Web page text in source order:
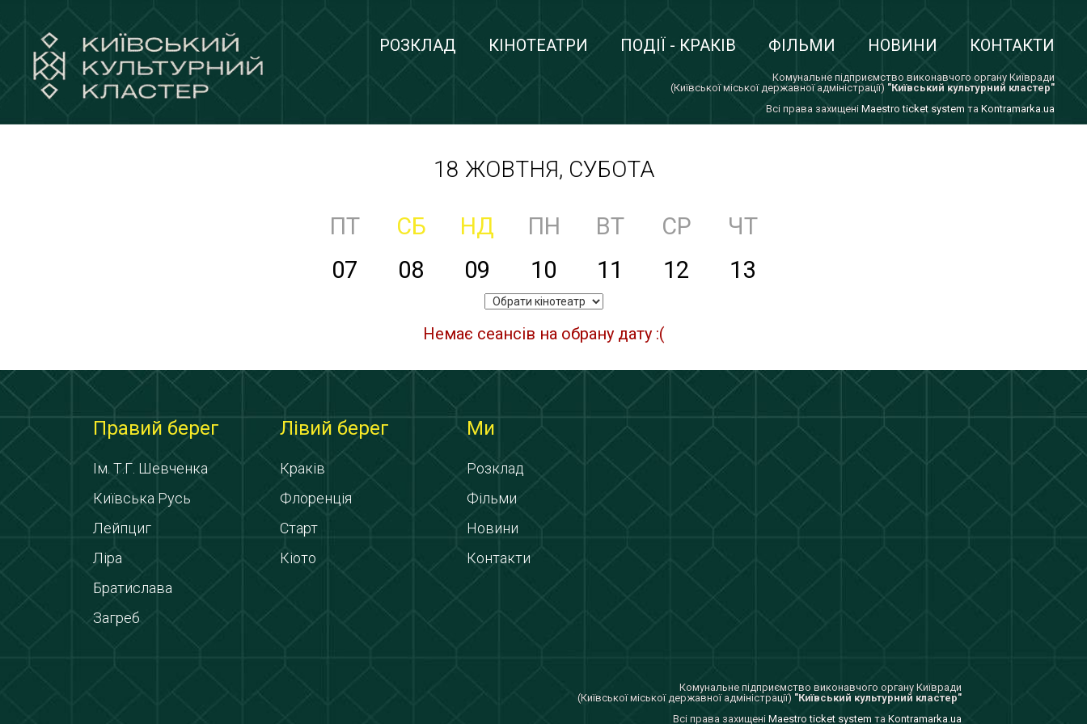
РОЗКЛАД КІНОТЕАТРИ ПОДІЇ - КРАКІВ ФІЛЬМИ НОВИНИ КОНТАКТИ
Комунальне підприємство виконавчого органу Київради
(Київської міської державної адміністрації) "Київський культурний кластер"
Всi права захищенi Maestro ticket system та Kontramarka.ua
18 ЖОВТНЯ, СУБОТА
ПТ СБ НД ПН ВТ СР
ЧТ
07
08 09 10 11 12 13
Немає сеансів на обрану дату :(
Правий берег
Ім. Т.Г. Шевченка
Київська Русь
Лейпциг
Ліра
Братислава
Загреб
Лівий берег
Краків
Флоренція
Старт
Кіото
Ми
Розклад
Фільми
Новини
Контакти
Комунальне підприємство виконавчого органу Київради
(Київської міської державної адміністрації) "Київський культурний кластер"
Всi права захищенi Maestro ticket system та Kontramarka.ua